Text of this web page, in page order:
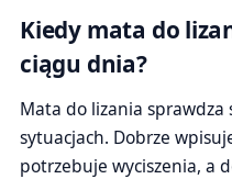
Kiedy mata do
ciągu dnia?
Mata do lizania sprawdza
sytuacjach. Dobrze
potrzebuje wyciszenia, a